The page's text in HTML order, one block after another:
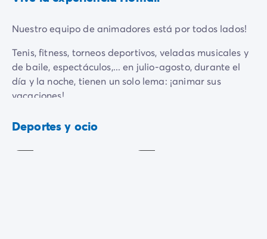
Nuestro equipo de animadores está por todos lados!
Tenis, fitness, torneos deportivos, veladas musicales y
de baile, espectáculos,... en julio-agosto, durante el
día y la noche, tienen un solo lema: ¡animar sus
vacaciones!
acuáticas, boyas remolcadas, Flyboard ... al igual que
mini golf, esquí acuático (6 km), waterjump (6
Deportes y ocio
Tenis
Incluido